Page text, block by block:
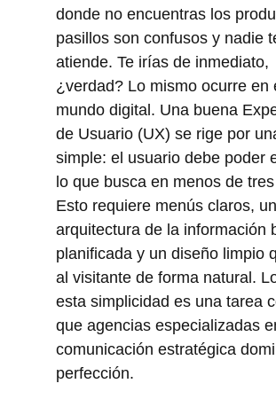
donde no encuentras los
pasillos son confusos y nadie
atiende. Te irías de inmediato,
¿verdad? Lo mismo ocurre en
mundo digital. Una buena
de Usuario (UX) se rige por
simple: el usuario debe poder
lo que busca en menos de
Esto requiere menús claros,
arquitectura de la información
planificada y un diseño limpio
al visitante de forma natural.
esta simplicidad es una tarea
que agencias especializadas
comunicación estratégica
perfección.